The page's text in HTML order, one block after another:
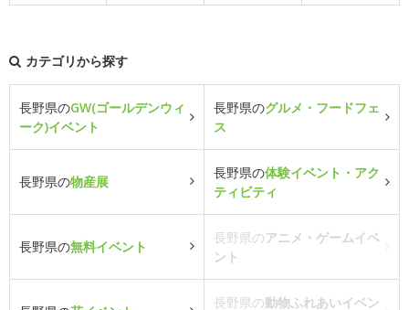
カテゴリから探す
長野県のGW(ゴールデンウィ
ーク)イベント
長野県のグルメ・フードフェ
ス
長野県の物産展
長野県の体験イベント・アク
ティビティ
長野県の無料イベント
長野県のアニメ・ゲームイベ
ント
長野県の動物ふれあいイベン